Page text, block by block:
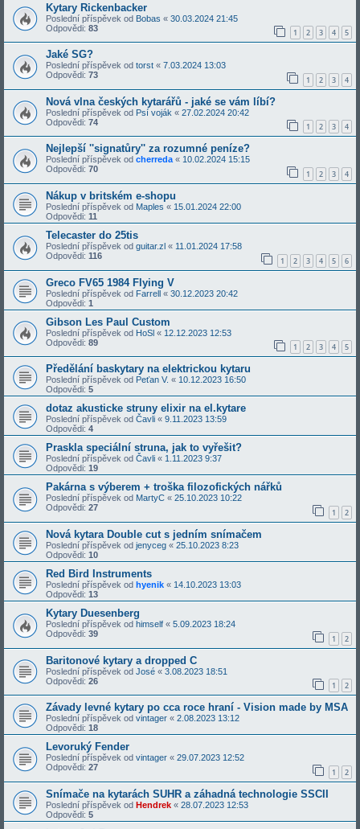
Kytary Rickenbacker
Poslední příspěvek od Bobas « 30.03.2024 21:45
Odpovědi: 83 1 2 3 4 5
Jaké SG?
Poslední příspěvek od torst « 7.03.2024 13:03
Odpovědi: 73 1 2 3 4
Nová vlna českých kytarářů - jaké se vám líbí?
Poslední příspěvek od Psí voják « 27.02.2024 20:42
Odpovědi: 74 1 2 3 4
Nejlepší ''signatůry'' za rozumné peníze?
Poslední příspěvek od cherreda« 10.02.2024 15:15
Odpovědi: 70 1 2 3 4
Nákup v britském e-shopu
Poslední příspěvek od Maples « 15.01.2024 22:00
Odpovědi: 11
Telecaster do 25tis
Poslední příspěvek od guitar.zl « 11.01.2024 17:58
Odpovědi: 116 1 2 3 4 5 6
Greco FV65 1984 Flying V
Poslední příspěvek od Farrell « 30.12.2023 20:42
Odpovědi: 1
Gibson Les Paul Custom
Poslední příspěvek od HoSl « 12.12.2023 12:53
Odpovědi: 89 1 2 3 4 5
Předělání baskytary na elektrickou kytaru
Poslední příspěvek od Peťan V. « 10.12.2023 16:50
Odpovědi: 5
dotaz akusticke struny elixir na el.kytare
Poslední příspěvek od Čavli « 9.11.2023 13:59
Odpovědi: 4
Praskla speciální struna, jak to vyřešit?
Poslední příspěvek od Čavli « 1.11.2023 9:37
Odpovědi: 19
Pakárna s výberem + troška filozofických nářků
Poslední příspěvek od MartyC « 25.10.2023 10:22
Odpovědi: 27 1 2
Nová kytara Double cut s jedním snímačem
Poslední příspěvek od jenyceg « 25.10.2023 8:23
Odpovědi: 10
Red Bird Instruments
Poslední příspěvek od hyenik « 14.10.2023 13:03
Odpovědi: 13
Kytary Duesenberg
Poslední příspěvek od himself « 5.09.2023 18:24
Odpovědi: 39 1 2
Baritonové kytary a dropped C
Poslední příspěvek od José « 3.08.2023 18:51
Odpovědi: 26 1 2
Závady levné kytary po cca roce hraní - Vision made by MSA
Poslední příspěvek od vintager « 2.08.2023 13:12
Odpovědi: 18
Levoruký Fender
Poslední příspěvek od vintager « 29.07.2023 12:52
Odpovědi: 27 1 2
Snímače na kytarách SUHR a záhadná technologie SSCII
Poslední příspěvek od Hendrek « 28.07.2023 12:53
Odpovědi: 5